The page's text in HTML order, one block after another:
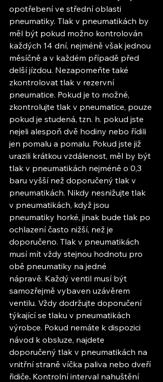
opotřebení ve střední oblasti
pneumatiky. Tlak v pneumatikách by
měl být pokud možno kontrolován
každých 14 dní, nejméně však jednou
měsíčně a v každém případě před
delší jízdou. Nezapomeňte také
zkontrolovat tlak v rezervní
pneumatice. Pokud je to možné,
zkontrolujte tlak v pneumatice, pouze
pokud je studená, tzn. h. pokud jste
nejeli alespoň dvě hodiny nebo řídili
jen pomalu a pomalu. Pokud jste již
urazili krátkou vzdálenost, měl by být
tlak v pneumatikách nejméně o 0,3
baru vyšší než doporučený tlak v
pneumatikách. Nikdy nesnižujte tlak
v pneumatikách, když jsou
pneumatiky horké, jinak bude tlak po
ochlazení často nižší, než je
doporučeno. Tlak v pneumatikách
musí mít vždy stejnou hodnotu pro
obě pneumatiky na jedné
nápravě. Každý ventil musí být
samozřejmě vybaven uzávěrem
ventilu. Vždy dodržujte doporučení
týkající se tlaku v pneumatikách
výrobce. Pokud nemáte k dispozici
návod k obsluze, najdete
doporučený tlak v pneumatikách na
vnitřní straně víčka paliva nebo dveří
řidiče. Kontrolní interval nahuštění